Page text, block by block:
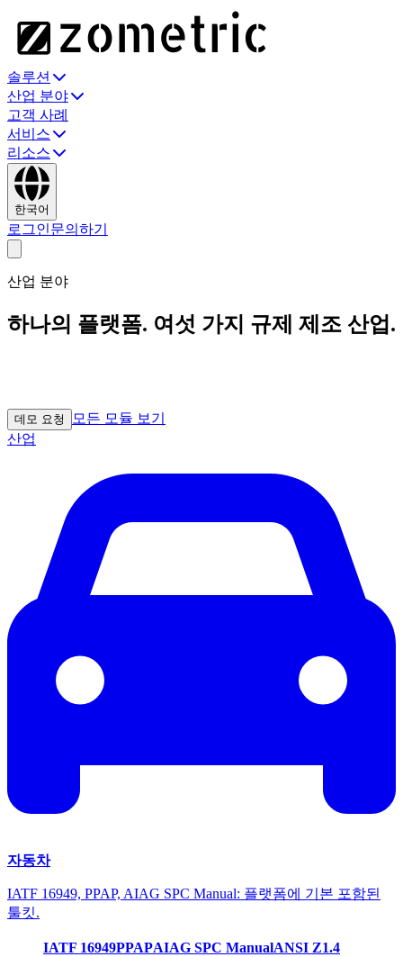
솔루션
산업 분야
고객 사례
서비스
리소스
한국어
로그인문의하기
산업 분야
하나의 플랫폼. 여섯 가지 규제 제조 산업.
데모 요청
모든 모듈 보기
산업
자동차
IATF 16949, PPAP, AIAG SPC Manual: 플랫폼에 기본 포함된
툴킷.
IATF 16949PPAPAIAG SPC ManualANSI Z1.4